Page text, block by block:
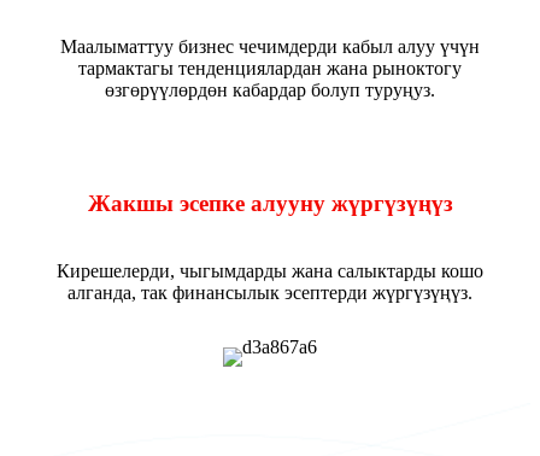
Маалыматтуу бизнес чечимдерди кабыл алуу үчүн
тармактагы тенденциялардан жана рыноктогу
өзгөрүүлөрдөн кабардар болуп туруңуз.
Жакшы эсепке алууну жүргүзүңүз
Кирешелерди, чыгымдарды жана салыктарды кошо
алганда, так финансылык эсептерди жүргүзүңүз.